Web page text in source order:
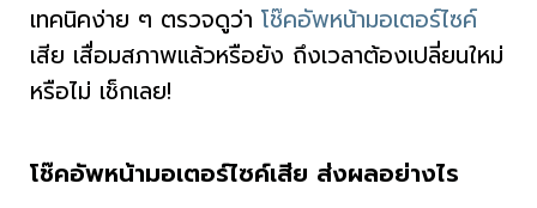
เทคนิคง่าย ๆ ตรวจดูว่า โช๊คอัพหน้ามอเตอร์ไซค์
เสีย เสื่อมสภาพแล้วหรือยัง ถึงเวลาต้องเปลี่ยนใหม่
หรือไม่ เช็กเลย!
โช๊คอัพหน้ามอเตอร์ไซค์เสีย ส่งผลอย่างไร